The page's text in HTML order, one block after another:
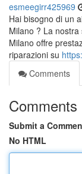
esmeegirr425969
Hai bisogno di un
Milano ? La
Milano offre
riparazioni su
Comments
Comments
Submit a
No HTML